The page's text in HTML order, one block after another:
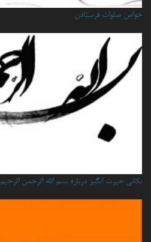
خواص صلوات فرستادن
نكاتي حيرت انگيز درباره بسم الله الرحمن الرحيم